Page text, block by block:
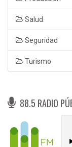
Salud
Seguridad
Turismo
88.5 RADIO